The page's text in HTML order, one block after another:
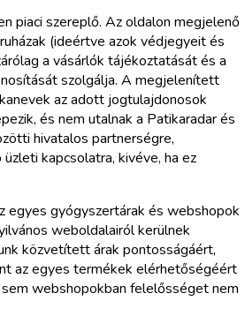
piaci szereplő. Az oldalon megjelenő
(ideértve azok védjegyeit és
a vásárlók tájékoztatását és a
szolgálja. A megjelenített
az adott jogtulajdonosok
és nem utalnak a Patikaradar és
hivatalos partnerségre,
kapcsolatra, kivéve, ha ez
egyes gyógyszertárak és webshopok
weboldalairól kerülnek
közvetített árak pontosságáért,
az egyes termékek elérhetőségéért
webshopokban felelősséget nem